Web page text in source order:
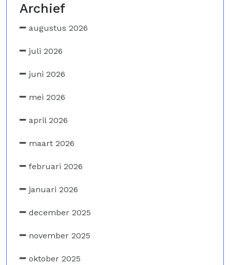
Archief
augustus 2026
juli 2026
juni 2026
mei 2026
april 2026
maart 2026
februari 2026
januari 2026
december 2025
november 2025
oktober 2025